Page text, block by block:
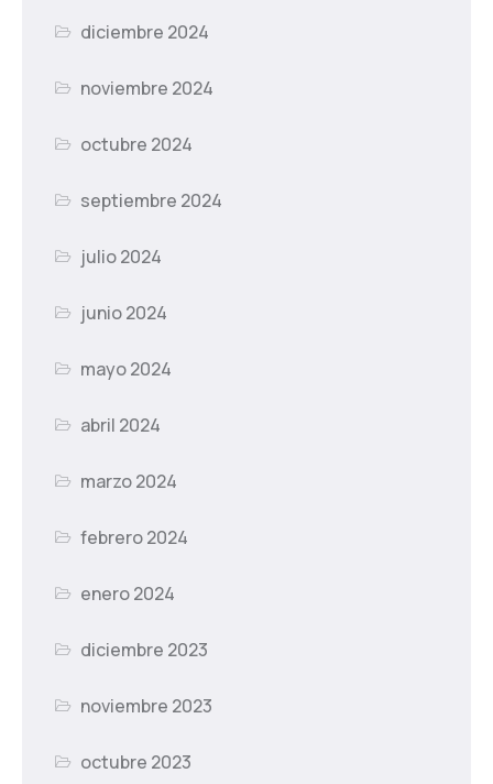
diciembre 2024
noviembre 2024
octubre 2024
septiembre 2024
julio 2024
junio 2024
mayo 2024
abril 2024
marzo 2024
febrero 2024
enero 2024
diciembre 2023
noviembre 2023
octubre 2023